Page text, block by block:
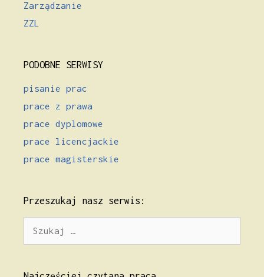
Zarządzanie
ZZL
PODOBNE SERWISY
pisanie prac
prace z prawa
prace dyplomowe
prace licencjackie
prace magisterskie
Przeszukaj nasz serwis: